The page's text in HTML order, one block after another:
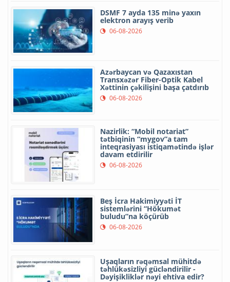
DSMF 7 ayda 135 minə yaxın
elektron arayış verib
06-08-2026
Azərbaycan və Qazaxıstan
Transxəzər Fiber-Optik Kabel
Xəttinin çəkilişini başa çatdırıb
06-08-2026
Nazirlik: “Mobil notariat”
tətbiqinin “mygov”a tam
inteqrasiyası istiqamətində işlər
davam etdirilir
06-08-2026
Beş İcra Hakimiyyəti İT
sistemlərini “Hökumət
buludu”na köçürüb
06-08-2026
Uşaqların rəqəmsal mühitdə
təhlükəsizliyi gücləndirilir -
Dəyişikliklər nəyi ehtiva edir?